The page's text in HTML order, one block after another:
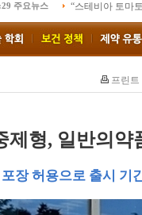
주요뉴스 “스테비아 토마
프린트
제형, 일반의약
장 허용으로 출시 기